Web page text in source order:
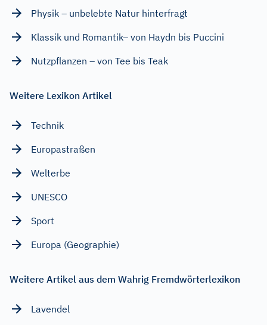
Physik – unbelebte Natur hinterfragt
Klassik und Romantik– von Haydn bis Puccini
Nutzpflanzen – von Tee bis Teak
Weitere Lexikon Artikel
Technik
Europastraßen
Welterbe
UNESCO
Sport
Europa (Geographie)
Weitere Artikel aus dem Wahrig Fremdwörterlexikon
Lavendel